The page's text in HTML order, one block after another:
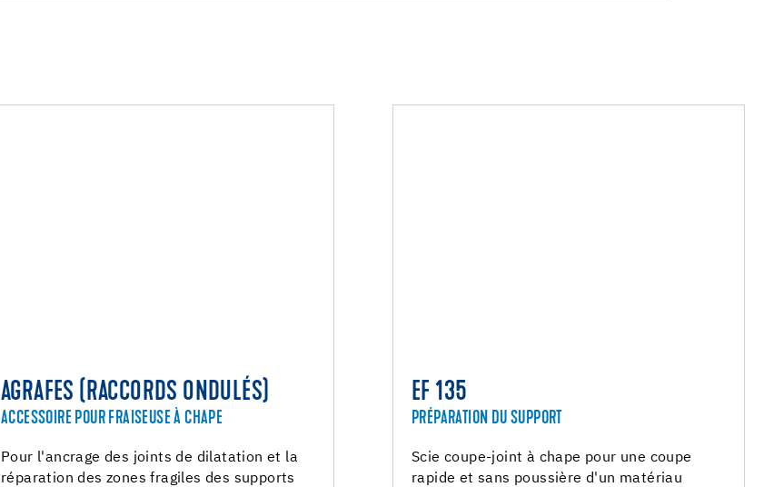
AGRAFES (RACCORDS ONDULÉS)
ACCESSOIRE POUR FRAISEUSE À CHAPE
Pour l'ancrage des joints de dilatation et la
réparation des zones fragiles des supports
EF 135
PRÉPARATION DU SUPPORT
Scie coupe-joint à chape pour une coupe
rapide et sans poussière d'un matériau